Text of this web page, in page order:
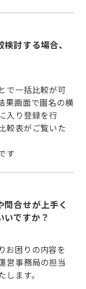
討する場合、
で一括比較が可
果画面で園名の横
入り登録を行
較表がご覧いた
す
合せが上手く
ですか？
お困りの内容を
営事務局の担当
ます。